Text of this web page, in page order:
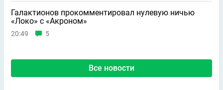
Галактионов прокомментировал нулевую ничью
«Локо» с «Акроном»
20:49 5
Все новости